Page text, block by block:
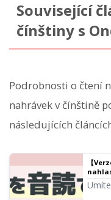
Související
čínštiny s
Podrobnosti o čtení
nahrávek v čínštině
následujících
【
weby,